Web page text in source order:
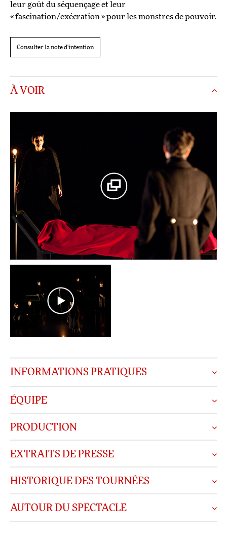
leur goût du séquençage et leur
« fascination/exécration » pour les monstres de pouvoir.
Consulter la note d'intention
À VOIR
INFORMATIONS PRATIQUES
ÉQUIPE
PRODUCTION
EXTRAITS DE PRESSE
HISTORIQUE DES TOURNÉES
AUTOUR DU SPECTACLE